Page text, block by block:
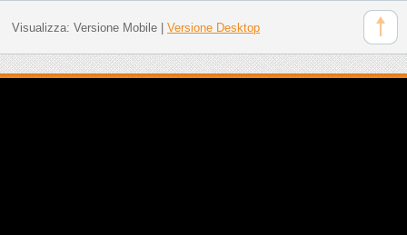
Visualizza: Versione Mobile| Versione Desktop